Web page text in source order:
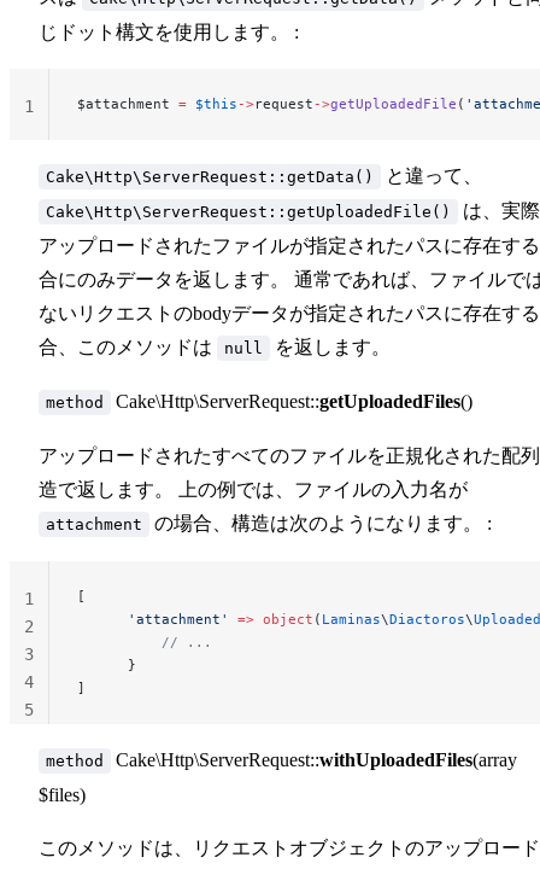
じドット構文を使用します。 :
$attachment = $this ->request ->getUploadedFile (
1
Cake\Http\ServerRequest::getData() と違って、
Cake\Http\ServerRequest::getUploadedFile()
は、実
アップロードされたファイルが指定されたパスに存在す
合にのみデータを返します。 通常であれば、ファイルで
ないリクエストのbodyデータが指定されたパスに存在す
合、このメソッドは
null を返します。
method Cake\Http\ServerRequest::getUploadedFiles()
アップロードされたすべてのファイルを正規化された配
造で返します。 上の例では、ファイルの入力名が
attachment の場合、構造は次のようになります。 :
[
      'attachment'
=> object ( Laminas\Diactoros\
          // ...
      }
]
1
2
3
4
5
method Cake\Http\ServerRequest::withUploadedFiles(array
$files)
このメソッドは、リクエストオブジェクトのアップロー